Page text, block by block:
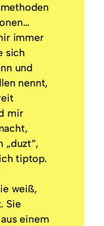
immer
sich
und
nennt,
mir
„duzt“,
tiptop.
weiß,
Sie
einem